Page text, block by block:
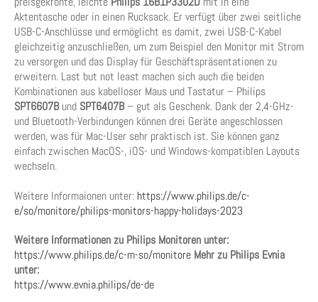
Aktentasche oder in einen Rucksack. Er verfügt über zwei seitliche
USB-C-Anschlüsse und ermöglicht es damit, zwei USB-C-Kabel
gleichzeitig anzuschließen, um zum Beispiel den Monitor mit Strom
zu versorgen und das Display für Geschäftspräsentationen zu
erweitern. Last but not least machen sich auch die beiden
Kombinationen aus kabelloser Maus und Tastatur – Philips
SPT6607Bund SPT6407B– gut als Geschenk. Dank der 2,4-GHz-
und Bluetooth-Verbindungen können drei Geräte angeschlossen
werden, was für Mac-User sehr praktisch ist. Sie können ganz
einfach zwischen MacOS-, iOS- und Windows-kompatiblen Layouts
wechseln.
Weitere Informaionen unter: https://www.philips.de/c-
e/so/monitore/philips-monitors-happy-holidays-2023
Weitere Informationen zu Philips Monitoren unter:
https://www.philips.de/c-m-so/monitore Mehr zu Philips Evnia
unter:
https://www.evnia.philips/de-de